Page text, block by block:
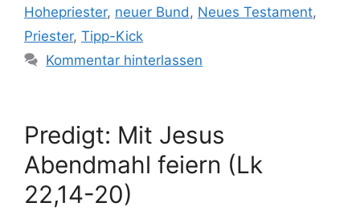
Hohepriester, neuer Bund, Neues Testament,
Priester, Tipp-Kick
Kommentar hinterlassen
Predigt: Mit Jesus
Abendmahl feiern (Lk
22,14-20)